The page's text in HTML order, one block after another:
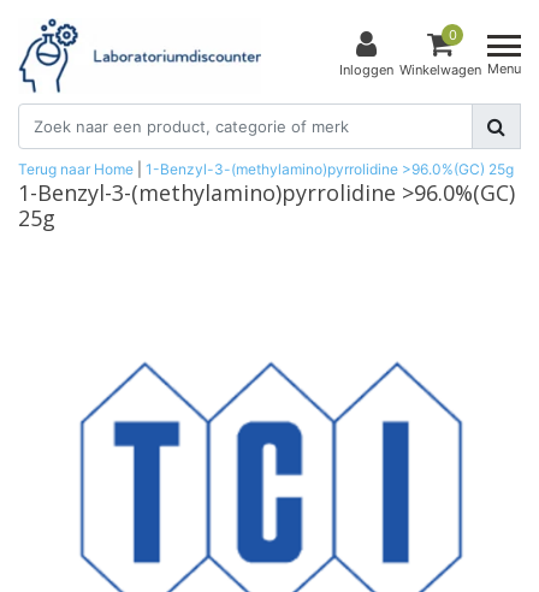
Inloggen
0
Winkelwagen Menu
Terug naar Home 1-Benzyl-3-(methylamino)pyrrolidine >96.0%(GC) 25g
1-Benzyl-3-(methylamino)pyrrolidine >96.0%(GC)
25g